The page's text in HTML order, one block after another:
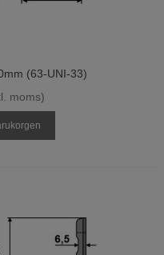
(63-UNI-33)
moms)